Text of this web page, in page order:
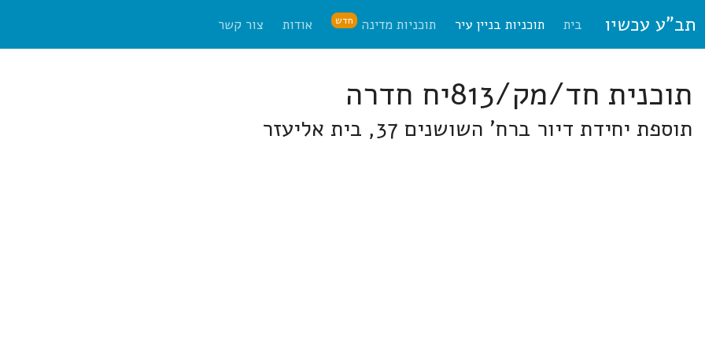
תב"ע עכשיו בית תוכניות בניין עיר תוכניות מדינה חדש אודות צור קשר
תוכנית חד/מק/813יח חדרה
תוספת יחידת דיור ברח' השושנים 37, בית אליעזר